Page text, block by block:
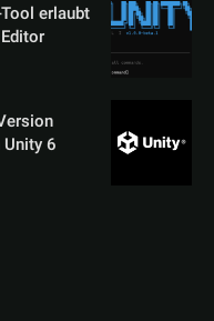
erlaubt
6